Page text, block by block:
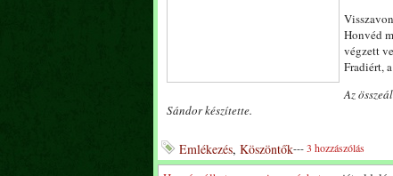
Honvéd
végzett
Fradiért,
Az
Sándor készítette.
Emlékezés, Köszöntők---3 hozzászólás